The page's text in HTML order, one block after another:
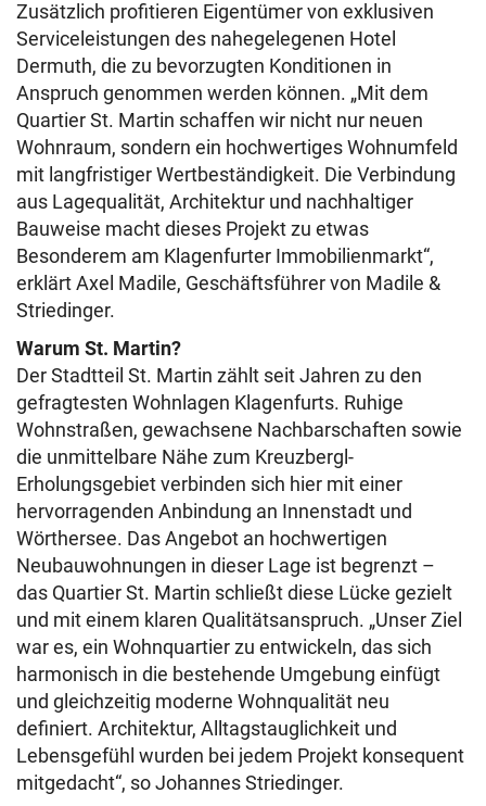
Zusätzlich profitieren Eigentümer von exklusiven
Serviceleistungen des nahegelegenen Hotel
Dermuth, die zu bevorzugten Konditionen in
Anspruch genommen werden können. „Mit dem
Quartier St. Martin schaffen wir nicht nur neuen
Wohnraum, sondern ein hochwertiges Wohnumfeld
mit langfristiger Wertbeständigkeit. Die Verbindung
aus Lagequalität, Architektur und nachhaltiger
Bauweise macht dieses Projekt zu etwas
Besonderem am Klagenfurter Immobilienmarkt“,
erklärt Axel Madile, Geschäftsführer von Madile &
Striedinger.
Warum St. Martin?
Der Stadtteil St. Martin zählt seit Jahren zu den
gefragtesten Wohnlagen Klagenfurts. Ruhige
Wohnstraßen, gewachsene Nachbarschaften sowie
die unmittelbare Nähe zum Kreuzbergl-
Erholungsgebiet verbinden sich hier mit einer
hervorragenden Anbindung an Innenstadt und
Wörthersee. Das Angebot an hochwertigen
Neubauwohnungen in dieser Lage ist begrenzt –
das Quartier St. Martin schließt diese Lücke gezielt
und mit einem klaren Qualitätsanspruch. „Unser Ziel
war es, ein Wohnquartier zu entwickeln, das sich
harmonisch in die bestehende Umgebung einfügt
und gleichzeitig moderne Wohnqualität neu
definiert. Architektur, Alltagstauglichkeit und
Lebensgefühl wurden bei jedem Projekt konsequent
mitgedacht“, so Johannes Striedinger.